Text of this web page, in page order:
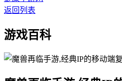
返回列表
游戏百科